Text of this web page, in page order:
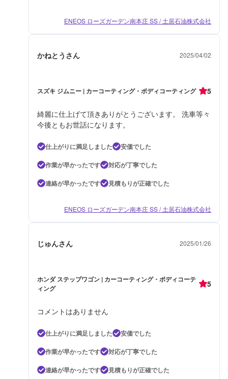
ENEOS ローズガーデン南本庄 SS / 土居石油株式会社
かねとうさん 2025/04/02
スズキ ジムニー | カーコーティング・ボディコーティング 5
綺麗に仕上げて頂きありがとうございます。 洗車等々
今後ともお世話になります。
仕上がりに満足しました
安価でした
作業が早かったです
対応が丁寧でした
連絡が早かったです
見積もりが正確でした
ENEOS ローズガーデン南本庄 SS / 土居石油株式会社
じゅんさん 2025/01/26
ホンダ ステップワゴン | カーコーティング・ボディコーテ
ィング
5
コメントはありません
仕上がりに満足しました
安価でした
作業が早かったです
対応が丁寧でした
連絡が早かったです
見積もりが正確でした